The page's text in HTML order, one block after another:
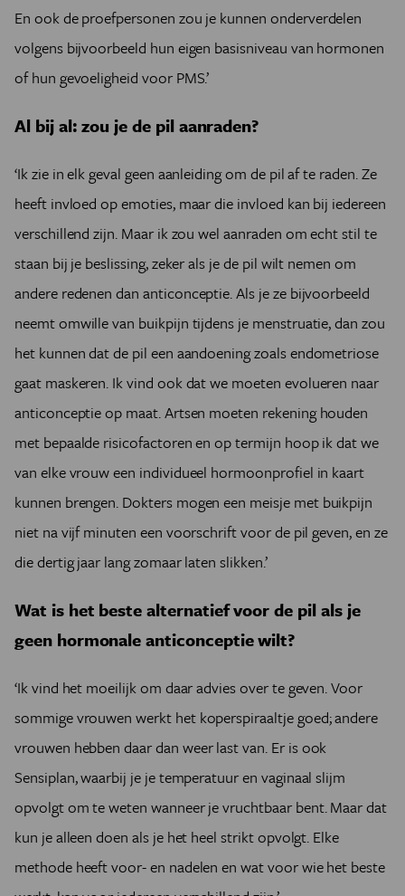
En ook de proefpersonen zou je kunnen onderverdelen
volgens bijvoorbeeld hun eigen basisniveau van hormonen
of hun gevoeligheid voor PMS.’
Al bij al: zou je de pil aanraden?
‘Ik zie in elk geval geen aanleiding om de pil af te raden. Ze
heeft invloed op emoties, maar die invloed kan bij iedereen
verschillend zijn. Maar ik zou wel aanraden om echt stil te
staan bij je beslissing, zeker als je de pil wilt nemen om
andere redenen dan anticonceptie. Als je ze bijvoorbeeld
neemt omwille van buikpijn tijdens je menstruatie, dan zou
het kunnen dat de pil een aandoening zoals endometriose
gaat maskeren. Ik vind ook dat we moeten evolueren naar
anticonceptie op maat. Artsen moeten rekening houden
met bepaalde risicofactoren en op termijn hoop ik dat we
van elke vrouw een individueel hormoonprofiel in kaart
kunnen brengen. Dokters mogen een meisje met buikpijn
niet na vijf minuten een voorschrift voor de pil geven, en ze
die dertig jaar lang zomaar laten slikken.’
Wat is het beste alternatief voor de pil als je
geen hormonale anticonceptie wilt?
‘Ik vind het moeilijk om daar advies over te geven. Voor
sommige vrouwen werkt het koperspiraaltje goed; andere
vrouwen hebben daar dan weer last van. Er is ook
Sensiplan, waarbij je je temperatuur en vaginaal slijm
opvolgt om te weten wanneer je vruchtbaar bent. Maar dat
kun je alleen doen als je het heel strikt opvolgt. Elke
methode heeft voor- en nadelen en wat voor wie het beste